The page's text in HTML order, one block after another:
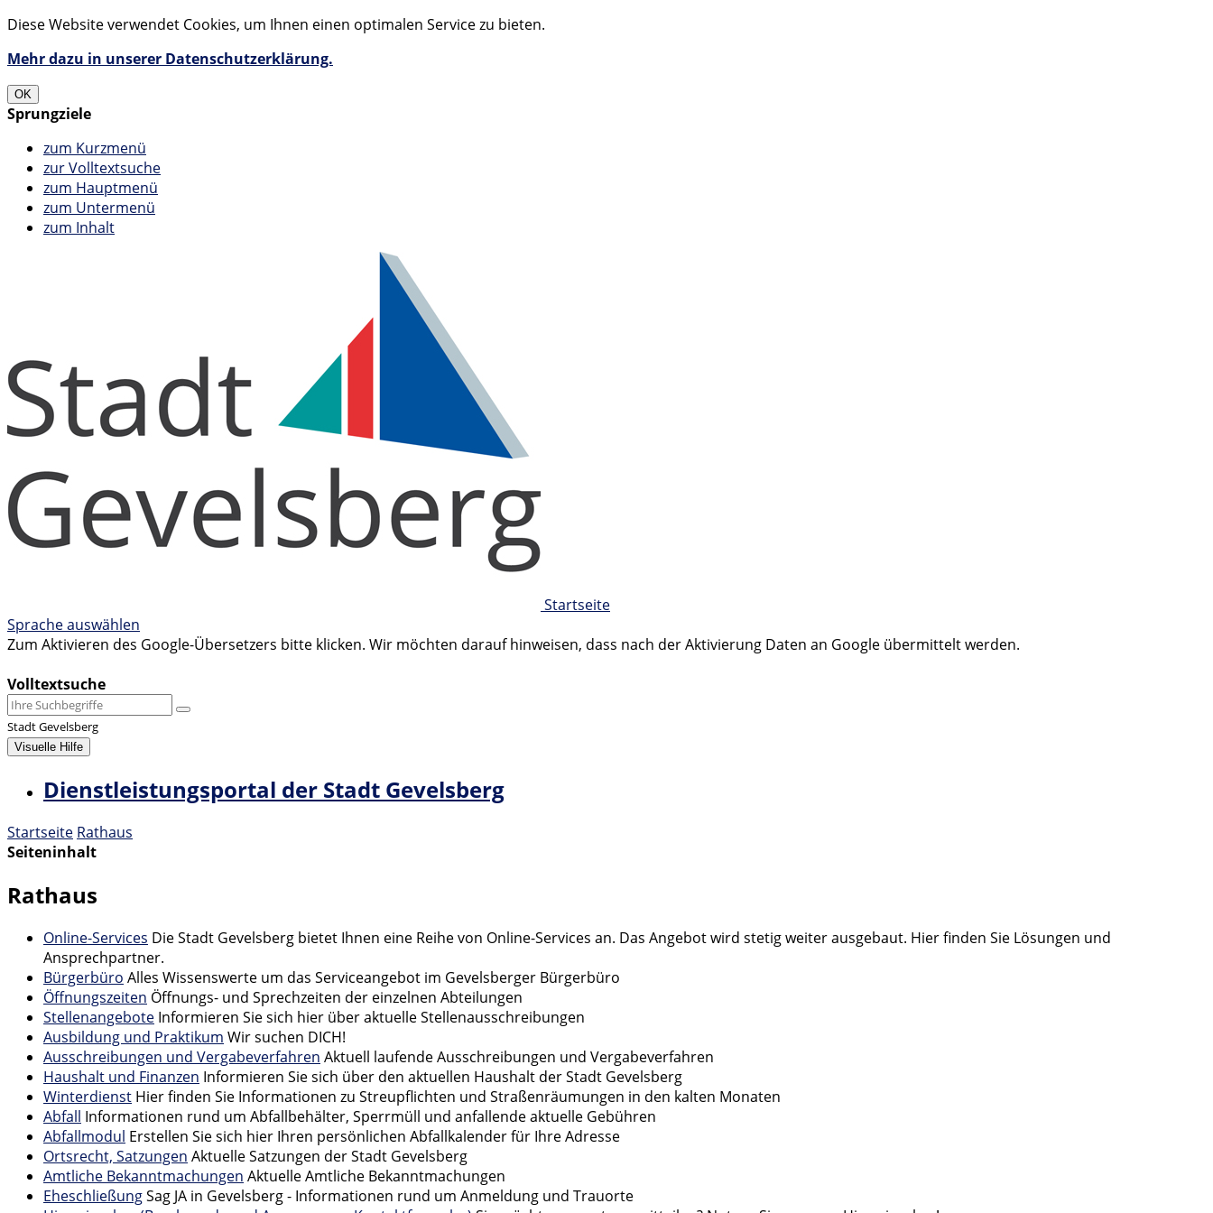
Diese Website verwendet Cookies, um Ihnen einen optimalen Service zu bieten.
Mehr dazu in unserer Datenschutzerklärung.
OK
Sprungziele
zum Kurzmenü
zur Volltextsuche
zum Hauptmenü
zum Untermenü
zum Inhalt
Startseite
Sprache auswählen
Zum Aktivieren des Google-Übersetzers bitte klicken. Wir möchten darauf hinweisen, dass nach der Aktivierung Daten an Google übermittelt werden.
Volltextsuche
Stadt Gevelsberg
Visuelle Hilfe
Dienstleistungsportal der Stadt Gevelsberg
Startseite Rathaus
Seiteninhalt
Rathaus
Online-Services Die Stadt Gevelsberg bietet Ihnen eine Reihe von Online-Services an. Das Angebot wird stetig weiter ausgebaut. Hier finden Sie Lösungen und
Ansprechpartner.
Bürgerbüro Alles Wissenswerte um das Serviceangebot im Gevelsberger Bürgerbüro
Öffnungszeiten Öffnungs- und Sprechzeiten der einzelnen Abteilungen
Stellenangebote Informieren Sie sich hier über aktuelle Stellenausschreibungen
Ausbildung und Praktikum Wir suchen DICH!
Ausschreibungen und Vergabeverfahren Aktuell laufende Ausschreibungen und Vergabeverfahren
Haushalt und Finanzen Informieren Sie sich über den aktuellen Haushalt der Stadt Gevelsberg
Winterdienst Hier finden Sie Informationen zu Streupflichten und Straßenräumungen in den kalten Monaten
Abfall Informationen rund um Abfallbehälter, Sperrmüll und anfallende aktuelle Gebühren
Abfallmodul Erstellen Sie sich hier Ihren persönlichen Abfallkalender für Ihre Adresse
Ortsrecht, Satzungen Aktuelle Satzungen der Stadt Gevelsberg
Amtliche Bekanntmachungen Aktuelle Amtliche Bekanntmachungen
EheschließungSag JA in Gevelsberg - Informationen rund um Anmeldung und Trauorte